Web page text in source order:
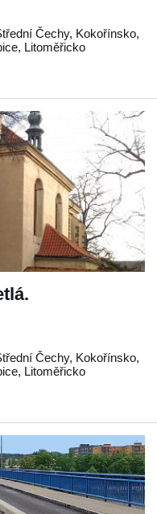
Čechy, Kokořínsko,
, Litoměřicko
Čechy, Kokořínsko,
, Litoměřicko